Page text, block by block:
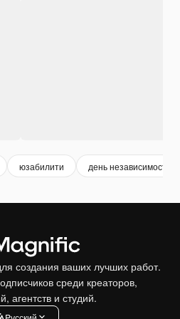
юзабилити день независимости
создания ваших лучших работ.
среди креаторов,
агентств и студий.